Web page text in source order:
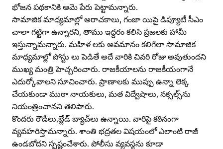
భోజన పథకానికి ఆమె పేరు పెట్టామన్నారు.
సామాజిక మాధ్యమాల్లో అరాచకాలు, గంజా యిపై డిప్యూటీ సీఎం
చాలా గట్టిగా ఉన్నారని, తాము ఇద్దరం కలిసి ప్రజలకు హామీ
ఇస్తున్నామన్నారు. మహిళ లకు అవమానం కలిగేలా సామాజిక
మాధ్యమాల్లో పోస్టు లు పెడితే అదే వారికి చివరి రోజు అవుతుందని
ముఖ్య మంత్రి హెచ్చరించారు. రాజకీయాలను రాజకీయంగానే
ఎదుర్కోవాలని సూచించారు. ప్రాణాలకు ముప్పు ఉన్నా లెక్క
చేయకుండా ముఠా నాయకులు, మత విద్వేషాలు, నక్సల్స్‌ను
నియంత్రించానని తెలిపారు.
కొందరు రౌడీలు,బ్లేడ్‌ బ్యాచ్‌లు ఉన్నాయి. వారిపై కఠినంగా
వ్యవహరిస్తామన్నారు. శాంతి భద్రతల విషయంలో ఎలాంటి రాజీ
ఉండబోదని స్పష్టంచేశారు. పోలీసు వ్యవస్థను కూడా